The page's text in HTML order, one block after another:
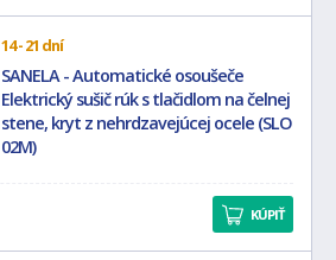
14 - 21 dní
SANELA - Automatické osoušeče
Elektrický sušič rúk s tlačidlom na čelnej
stene, kryt z nehrdzavejúcej ocele (SLO
02M)
KÚPIŤ